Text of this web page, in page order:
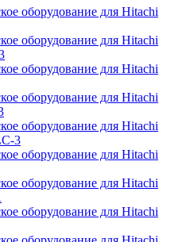
оборудование для Hitachi
оборудование для Hitachi
оборудование для Hitachi
оборудование для Hitachi
оборудование для Hitachi
3
оборудование для Hitachi
оборудование для Hitachi
оборудование для Hitachi